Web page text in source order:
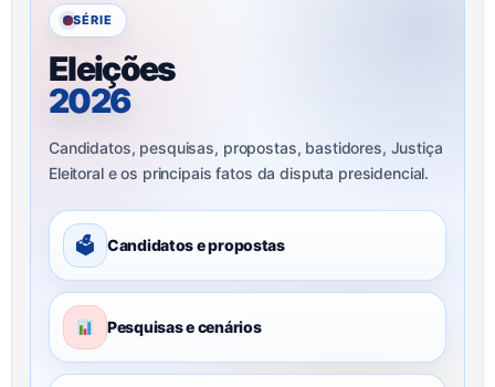
SÉRIE
Eleições
2026
Candidatos, pesquisas, propostas, bastidores, Justiça
Eleitoral e os principais fatos da disputa presidencial.
🗳 Candidatos e propostas
Pesquisas e cenários